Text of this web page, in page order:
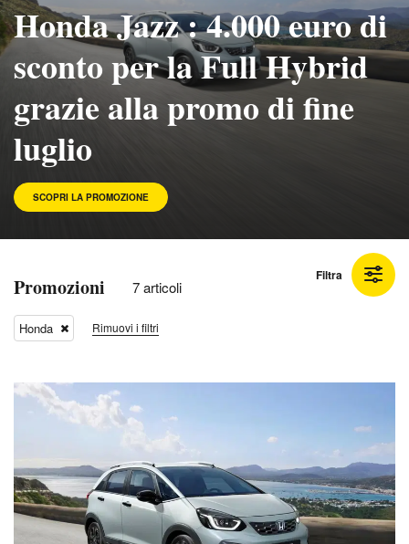
Honda Jazz : 4.000 euro di
sconto per la Full Hybrid
grazie alla promo di fine
luglio
SCOPRI LA PROMOZIONE
Promozioni 7 articoli
Filtra
Honda Rimuovi i filtri